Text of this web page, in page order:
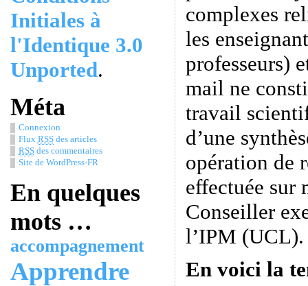
Initiales à
l'Identique 3.0
Unported.
Méta
Connexion
Flux RSSdes articles
RSSdes commentaires
Site de WordPress-FR
En quelques
mots …
accompagnement
Apprendre
complexes
les
professeurs)
mail ne
travail
d’une
opération de
effectuée sur
Conseiller
l’IPM (UCL).
En voici la